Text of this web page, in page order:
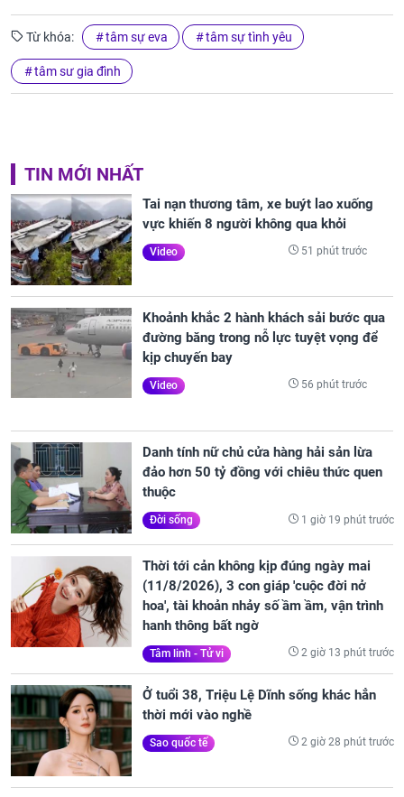
Từ khóa: tâm sự eva tâm sự tình yêu
tâm sư gia đình
TIN MỚI NHẤT
Tai nạn thương tâm, xe buýt lao xuống
vực khiến 8 người không qua khỏi
Video 51 phút trước
Khoảnh khắc 2 hành khách sải bước qua
đường băng trong nỗ lực tuyệt vọng để
kịp chuyến bay
Video 56 phút trước
Danh tính nữ chủ cửa hàng hải sản lừa
đảo hơn 50 tỷ đồng với chiêu thức quen
thuộc
Đời sống 1 giờ 19 phút trước
Thời tới cản không kịp đúng ngày mai
(11/8/2026), 3 con giáp 'cuộc đời nở
hoa', tài khoản nhảy số ầm ầm, vận trình
hanh thông bất ngờ
Tâm linh - Tử vi 2 giờ 13 phút trước
Ở tuổi 38, Triệu Lệ Dĩnh sống khác hẳn
thời mới vào nghề
Sao quốc tế 2 giờ 28 phút trước